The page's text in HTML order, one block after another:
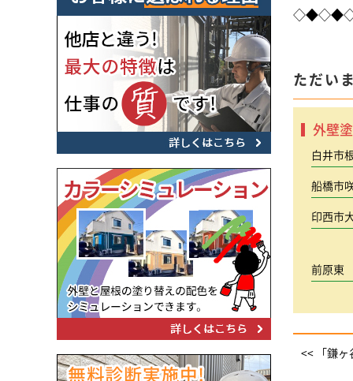
ただい
外壁
白井市
船橋市
印西市
前原東
<< 「鎌ヶ